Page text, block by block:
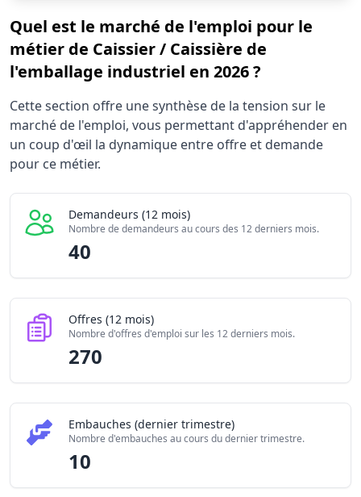
Quel est le marché de l'emploi pour le
métier de Caissier / Caissière de
l'emballage industriel en 2026 ?
Statistiques recrutement Caissier / Caissière de
Indicateur
Demandeurs d'emploi (12 mois)
Offres publiées (12 mois)
Indice de tension globale
Cette section offre une synthèse de la tension sur le
marché de l'emploi, vous permettant d'appréhender en
un coup d'œil la dynamique entre offre et demande
pour ce métier.
Demandeurs (12 mois)
Nombre de demandeurs au cours des 12 derniers mois.
40
Offres (12 mois)
Nombre d'offres d'emploi sur les 12 derniers mois.
270
Embauches (dernier trimestre)
Nombre d'embauches au cours du dernier trimestre.
10